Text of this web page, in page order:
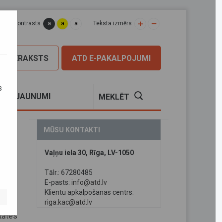
kontrasts a a a Teksta izmērs
ATD E-PAKALPOJUMI
PIERAKSTS
JAUNUMI MEKLĒT
MŪSU KONTAKTI
Vaļņu iela 30, Rīga, LV-1050
Tālr.: 67280485
E-pasts: info@atd.lv
Klientu apkalpošanas centrs:
riga.kac@atd.lv